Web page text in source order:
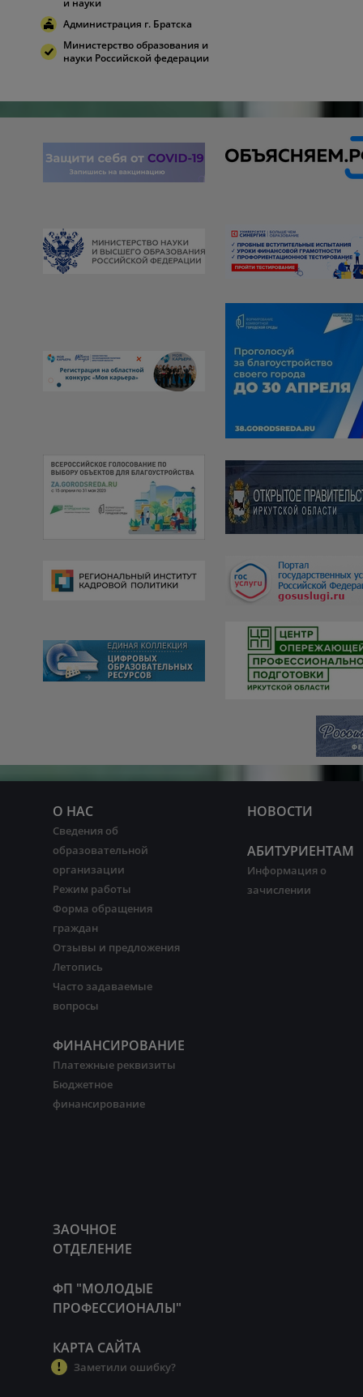
и науки
Администрация г. Братска
Министерство образования и
науки Российской федерации
О НАС
Сведения об
образовательной
организации
Режим работы
Форма обращения
граждан
Отзывы и предложения
Летопись
Часто задаваемые
вопросы
ФИНАНСИРОВАНИЕ
Платежные реквизиты
Бюджетное
финансирование
НОВОСТИ
АБИТУРИЕНТАМ
Информация о
зачислении
ЗАОЧНОЕ
ОТДЕЛЕНИЕ
ФП "МОЛОДЫЕ
ПРОФЕССИОНАЛЫ"
КАРТА САЙТА
Заметили ошибку?